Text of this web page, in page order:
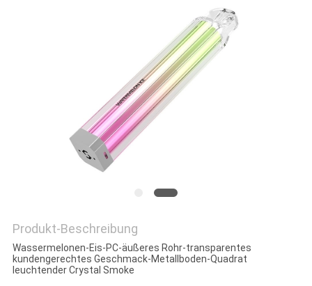
Produkt-Beschreibung
Wassermelonen-Eis-PC-äußeres Rohr-transparentes
kundengerechtes Geschmack-Metallboden-Quadrat
leuchtender Crystal Smoke